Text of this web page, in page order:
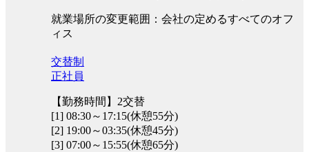
就業場所の変更範囲：会社の定めるすべてのオフ
ィス
交替制
正社員
【勤務時間】2交替
[1] 08:30～17:15(休憩55分)
[2] 19:00～03:35(休憩45分)
[3] 07:00～15:55(休憩65分)